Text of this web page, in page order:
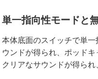
単一指向性モードと
本体底面のスイッチで単
ウンドが得られ、ポッド
クリアなサウンドが得ら